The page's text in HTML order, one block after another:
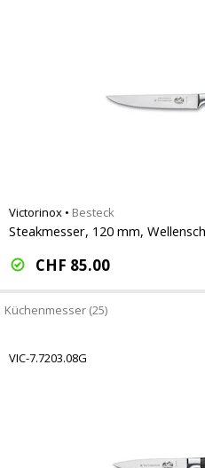
Victorinox • Besteck
Steakmesser, 120 mm,
CHF 85.00
Küchenmesser (25)
VIC-7.7203.08G